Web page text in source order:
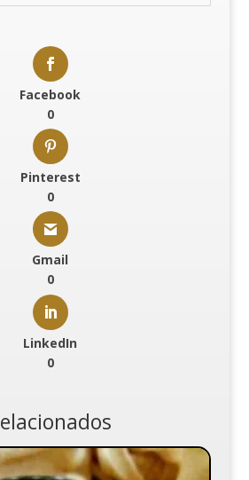
Facebook
0
Pinterest
0
Gmail
0
LinkedIn
0